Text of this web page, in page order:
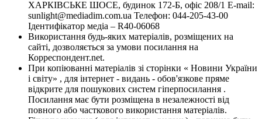
ХАРКІВСЬКЕ ШОСЕ, будинок 172-Б, офіс 208/1 E-mail:
sunlight@mediadim.com.ua Телефон: 044-205-43-00
Ідентифікатор медіа – R40-06068
Використання будь-яких матеріалів, розміщених на
сайті, дозволяється за умови посилання на
Корреспондент.net.
При копіюванні матеріалів зі сторінки « Новини України
і світу» , для інтернет - видань - обов'язкове пряме
відкрите для пошукових систем гіперпосилання .
Посилання має бути розміщена в незалежності від
повного або часткового використання матеріалів.